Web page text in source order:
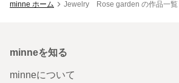
minne ホーム Jewelry Rose garden の作品一覧
minneを知る
minneについて